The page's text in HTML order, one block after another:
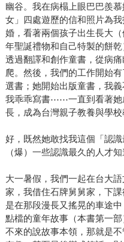
幽谷。我在病榻上眼巴巴羨
女」四處遊歷的信和照片為
婚，看著兩個孩子出生長大
年聖誕禮物和自己特製的餅
透過翻譯和創作童書，從病
爬。然後，我們的工作開始
選書；她開始出版童書，我
我乖乖寫書⋯⋯一直到看著她
長，成為台灣親子教養與學校
好，既然她敢找我這個「認
（爆）一些認識最久的人才
大一暑假，我們一起在台大
家，我借住石牌舅舅家，下
是在那段漫長又搖晃的車途
點檔的童年故事（本書第一
不來的說故事本領，那就是